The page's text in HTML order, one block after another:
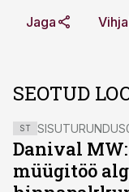
Jaga Vihja
SEOTUD
ST SISUTURUNDUS
Danival
müügitöö